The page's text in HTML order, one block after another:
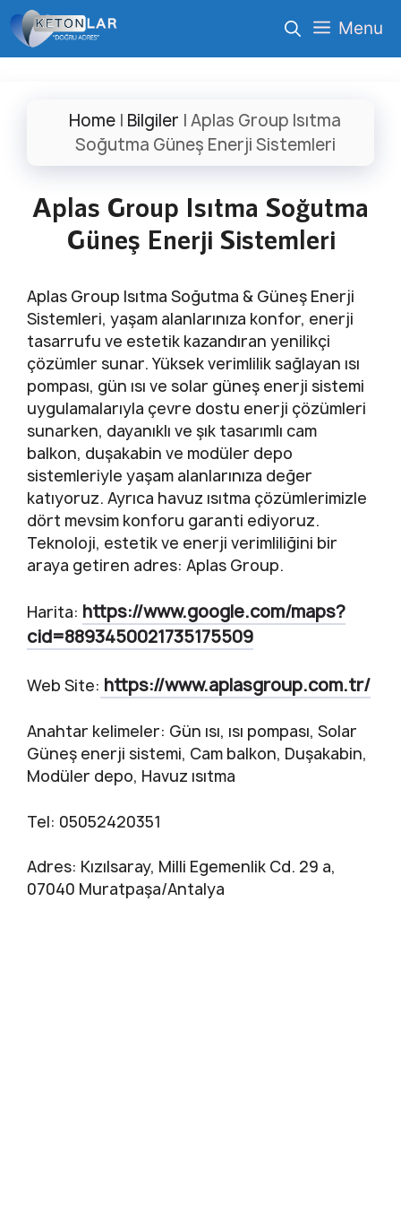
İçeriğe
atla
Menu
Home | Bilgiler | Aplas Group Isıtma
Soğutma Güneş Enerji Sistemleri
Aplas Group Isıtma Soğutma
Güneş Enerji Sistemleri
Aplas Group Isıtma Soğutma & Güneş Enerji
Sistemleri, yaşam alanlarınıza konfor, enerji
tasarrufu ve estetik kazandıran yenilikçi
çözümler sunar. Yüksek verimlilik sağlayan ısı
pompası, gün ısı ve solar güneş enerji sistemi
uygulamalarıyla çevre dostu enerji çözümleri
sunarken, dayanıklı ve şık tasarımlı cam
balkon, duşakabin ve modüler depo
sistemleriyle yaşam alanlarınıza değer
katıyoruz. Ayrıca havuz ısıtma çözümlerimizle
dört mevsim konforu garanti ediyoruz.
Teknoloji, estetik ve enerji verimliliğini bir
araya getiren adres: Aplas Group.
Harita: https://www.google.com/maps?
cid=8893450021735175509
Web Site: https://www.aplasgroup.com.tr/
Anahtar kelimeler: Gün ısı, ısı pompası, Solar
Güneş enerji sistemi, Cam balkon, Duşakabin,
Modüler depo, Havuz ısıtma
Tel: 05052420351
Adres: Kızılsaray, Milli Egemenlik Cd. 29 a,
07040 Muratpaşa/Antalya